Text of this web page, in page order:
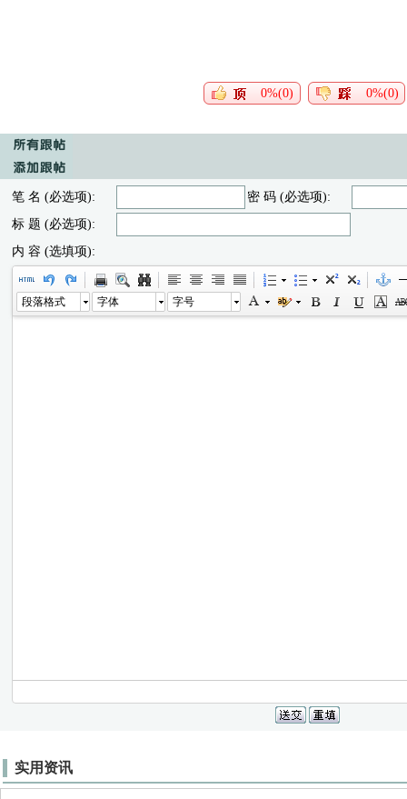
0%(0) 0%(0)
笔 名 (必选项):
密 码 (必选项):
标 题 (必选项):
内 容 (选填项):
段落格式 字体 字号
实用资讯